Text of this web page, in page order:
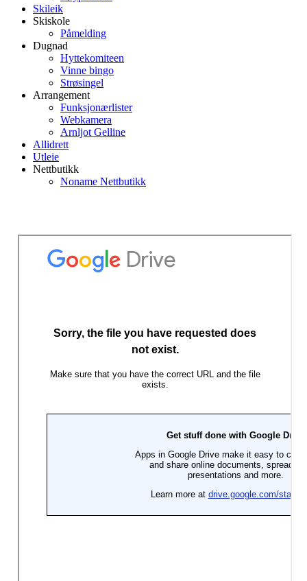
Skileik
Skiskole
Påmelding
Dugnad
Hyttekomiteen
Vinne bingo
Strøsingel
Arrangement
Funksjonærlister
Webkamera
Arnljot Gelline
Allidrett
Utleie
Nettbutikk
Noname Nettbutikk